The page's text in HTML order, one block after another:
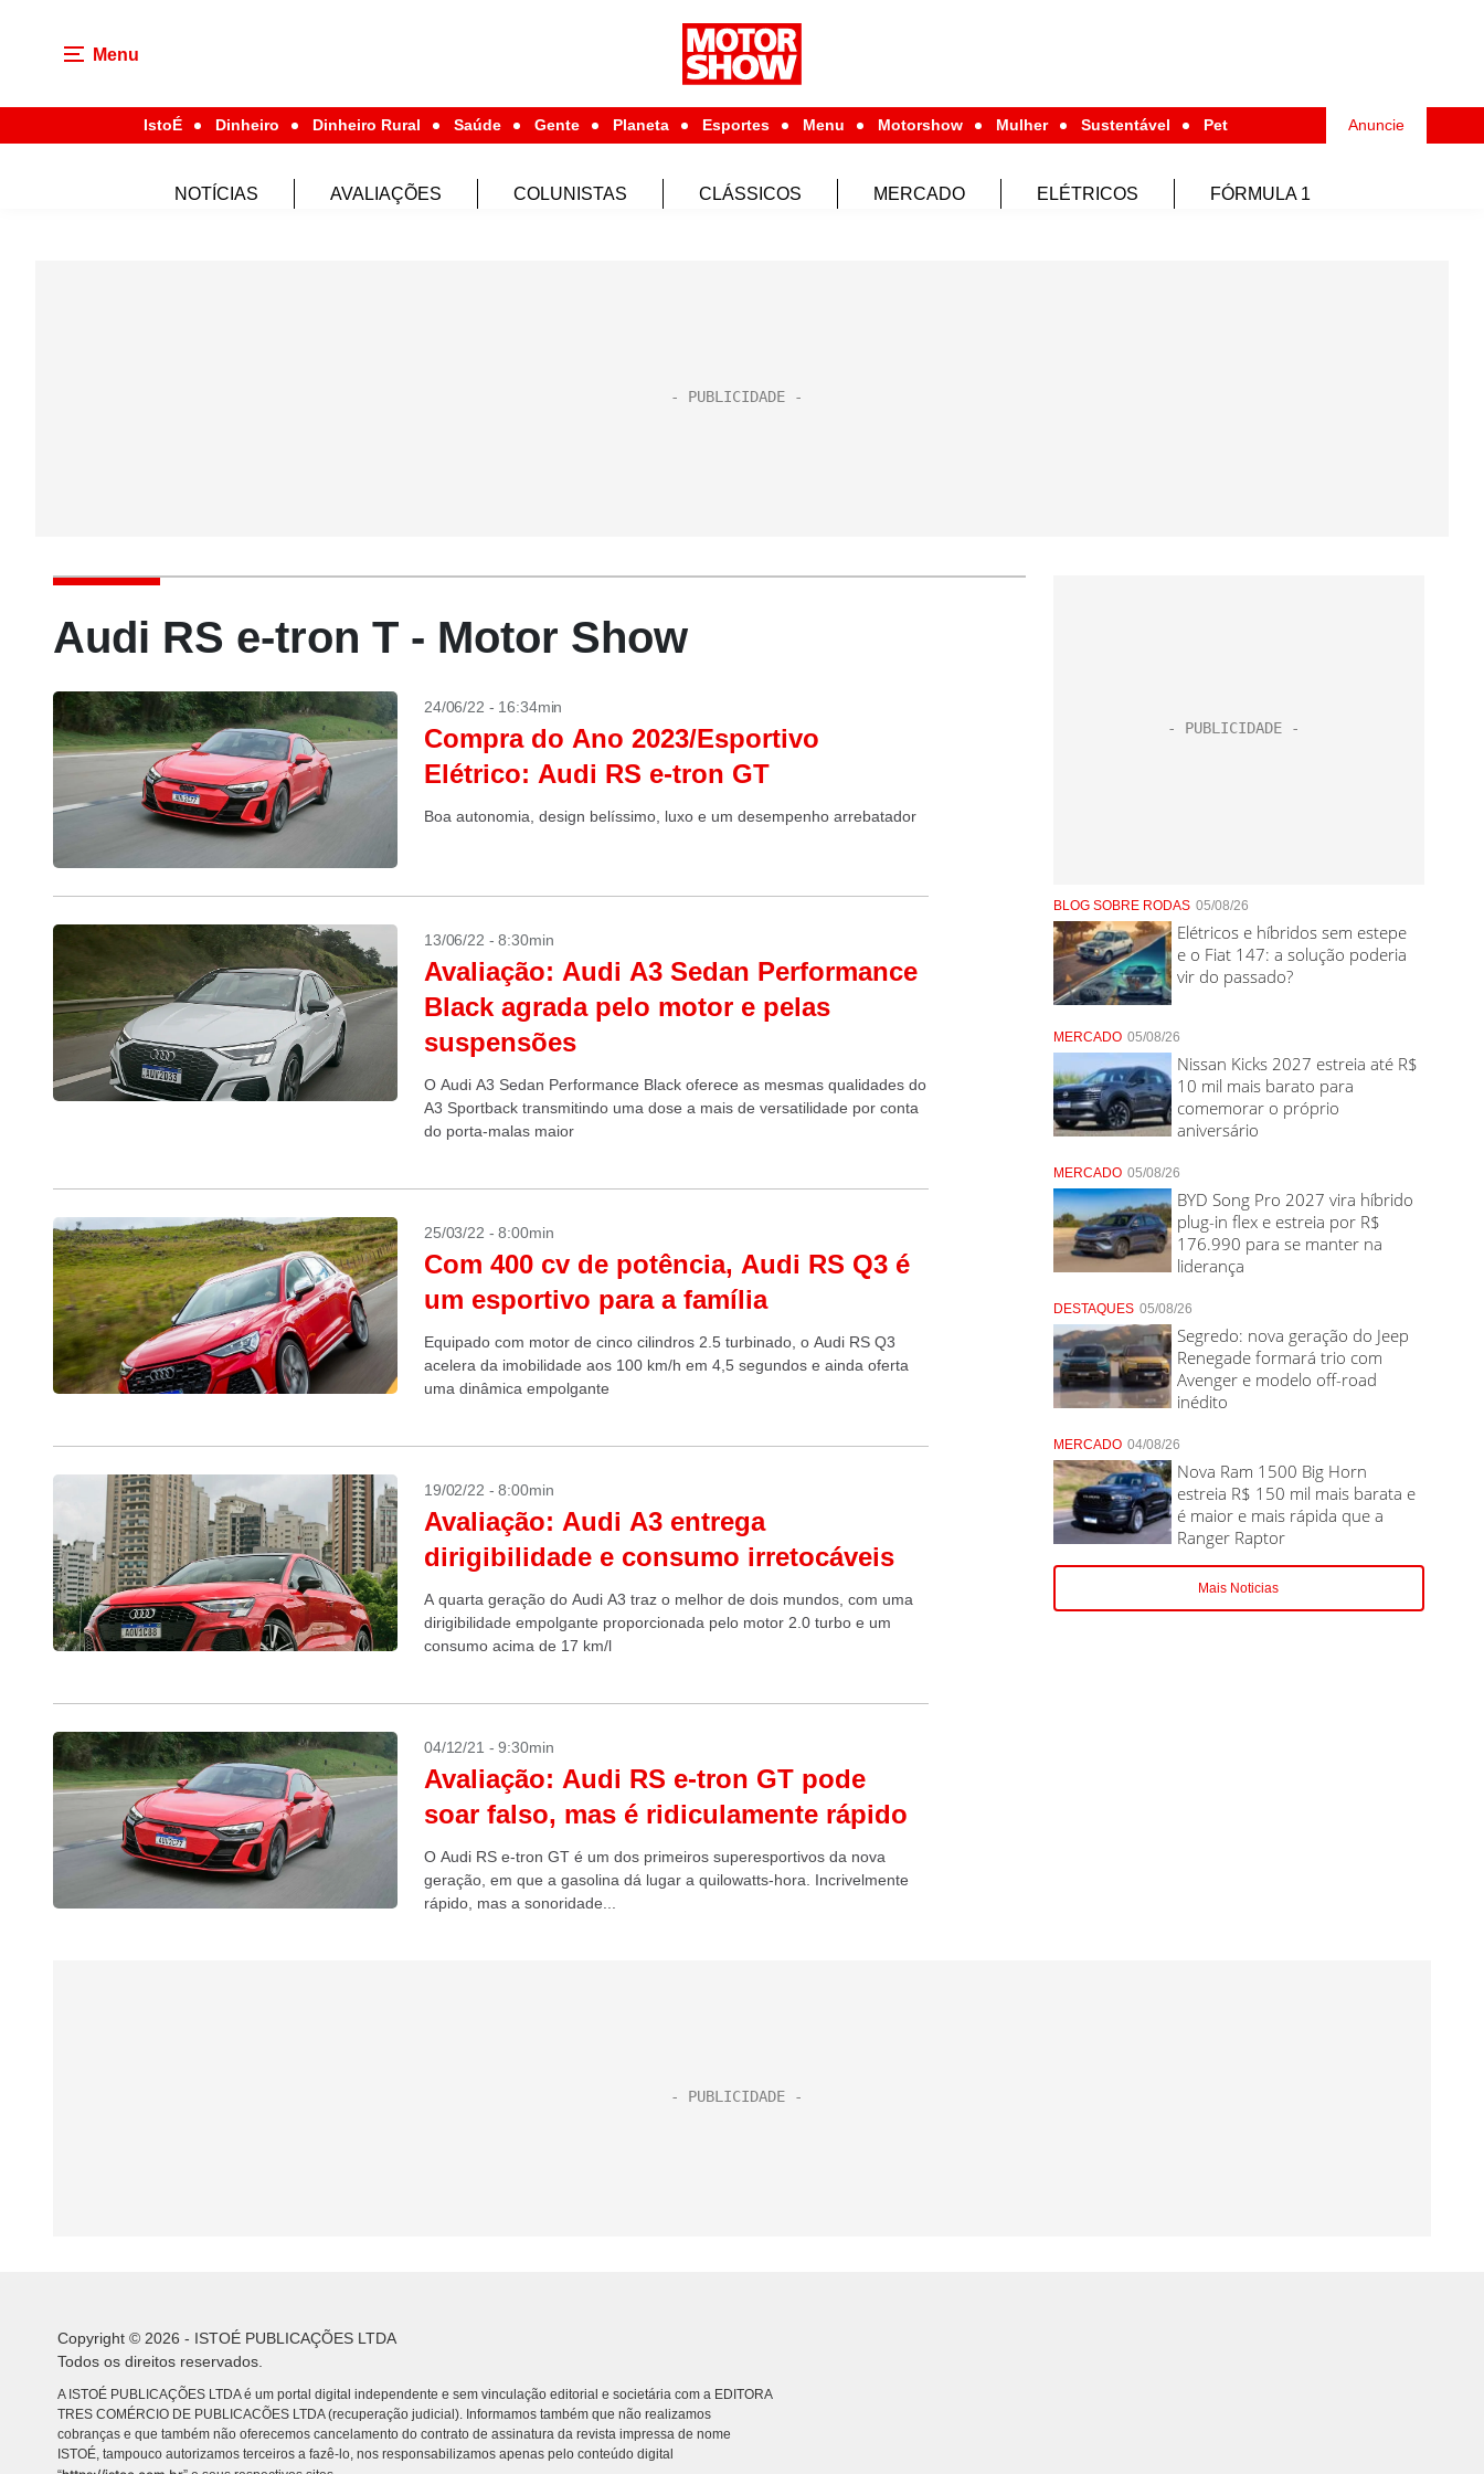
Menu
IstoÉ Dinheiro Dinheiro Rural Saúde Gente Planeta Esportes Menu Motorshow Mulher Sustentável Pet Anuncie
NOTÍCIAS AVALIAÇÕES COLUNISTAS CLÁSSICOS MERCADO ELÉTRICOS FÓRMULA 1
Audi RS e-tron T - Motor Show
24/06/22 - 16:34min
Compra do Ano 2023/Esportivo
Elétrico: Audi RS e-tron GT
Boa autonomia, design belíssimo, luxo e um desempenho arrebatador
13/06/22 - 8:30min
Avaliação: Audi A3 Sedan Performance
Black agrada pelo motor e pelas
suspensões
O Audi A3 Sedan Performance Black oferece as mesmas qualidades do
A3 Sportback transmitindo uma dose a mais de versatilidade por conta
do porta-malas maior
25/03/22 - 8:00min
Com 400 cv de potência, Audi RS Q3 é
um esportivo para a família
Equipado com motor de cinco cilindros 2.5 turbinado, o Audi RS Q3
acelera da imobilidade aos 100 km/h em 4,5 segundos e ainda oferta
uma dinâmica empolgante
19/02/22 - 8:00min
Avaliação: Audi A3 entrega
dirigibilidade e consumo irretocáveis
A quarta geração do Audi A3 traz o melhor de dois mundos, com uma
dirigibilidade empolgante proporcionada pelo motor 2.0 turbo e um
consumo acima de 17 km/l
04/12/21 - 9:30min
Avaliação: Audi RS e-tron GT pode
soar falso, mas é ridiculamente rápido
O Audi RS e-tron GT é um dos primeiros superesportivos da nova
geração, em que a gasolina dá lugar a quilowatts-hora. Incrivelmente
rápido, mas a sonoridade...
BLOG SOBRE RODAS 05/08/26
Elétricos e híbridos sem estepe
e o Fiat 147: a solução poderia
vir do passado?
MERCADO 05/08/26
Nissan Kicks 2027 estreia até R$
10 mil mais barato para
comemorar o próprio
aniversário
MERCADO 05/08/26
BYD Song Pro 2027 vira híbrido
plug-in flex e estreia por R$
176.990 para se manter na
liderança
DESTAQUES 05/08/26
Segredo: nova geração do Jeep
Renegade formará trio com
Avenger e modelo off-road
inédito
MERCADO 04/08/26
Nova Ram 1500 Big Horn
estreia R$ 150 mil mais barata e
é maior e mais rápida que a
Ranger Raptor
Mais Noticias
Copyright © 2026 - ISTOÉ PUBLICAÇÕES LTDA
Todos os direitos reservados.
A ISTOÉ PUBLICAÇÕES LTDA é um portal digital independente e sem vinculação editorial e societária com a EDITORA
TRES COMÉRCIO DE PUBLICACÕES LTDA (recuperação judicial). Informamos também que não realizamos
cobranças e que também não oferecemos cancelamento do contrato de assinatura da revista impressa de nome
ISTOÉ, tampouco autorizamos terceiros a fazê-lo, nos responsabilizamos apenas pelo conteúdo digital